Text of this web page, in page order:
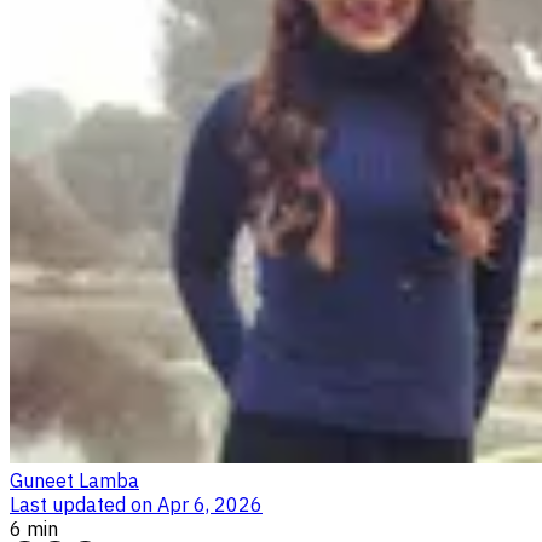
Guneet Lamba
Last updated on Apr 6, 2026
6 min